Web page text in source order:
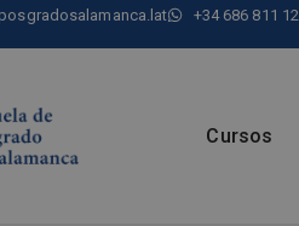
+34 686 811
Cursos